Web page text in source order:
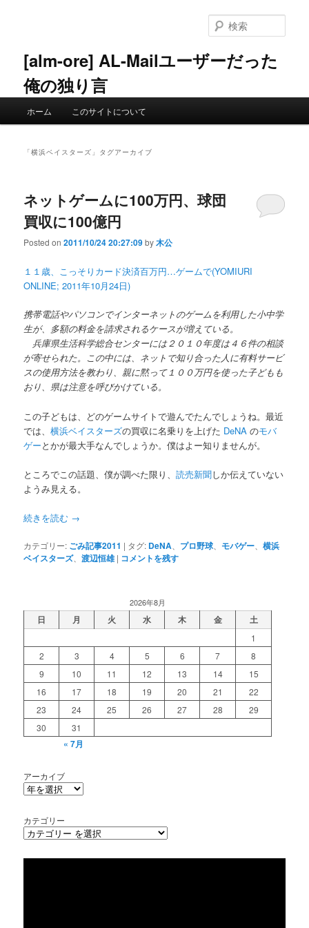
ン
へ
ツ
移
[alm-ore] AL-Mailユーザーだった
俺の独り言
索
ホーム このサイトについて
「横浜ベイスターズ 」タグアーカイブ
ネットゲームに100万円、球団
買収に100億円
Posted on2011/10/24 20:27:09by木公
１１歳、こっそりカード決済百万円…ゲームで(YOMIURI
ONLINE; 2011年10月24日)
携帯電話やパソコンでインターネットのゲームを利用した小中学
生が、多額の料金を請求されるケースが増えている。
兵庫県生活科学総合センターには２０１０年度は４６件の相談
が寄せられた。この中には、ネットで知り合った人に有料サービ
スの使用方法を教わり、親に黙って１００万円を使った子どもも
おり、県は注意を呼びかけている。
この子どもは、どのゲームサイトで遊んでたんでしょうね。最近
では、横浜ベイスターズの買収に名乗りを上げた DeNA のモバ
ゲーとかが最大手なんでしょうか。僕はよー知りませんが。
ところでこの話題、僕が調べた限り、読売新聞しか伝えていない
ようみ見える。
続きを読む →
カテゴリー: ごみ記事2011 | タグ: DeNA プロ野球 モバゲー 、横浜
ベイスターズ、渡辺恒雄 | コメントを残す
2026年8月
日 月 火 水 木 金 土
1
2
3 4 5 6 7
8
9
10 11 12 13 14
15
16
17 18 19 20 21
22
23
24 25 26 27 28
29
30
31
« 7月
アーカイブ
カテゴリー